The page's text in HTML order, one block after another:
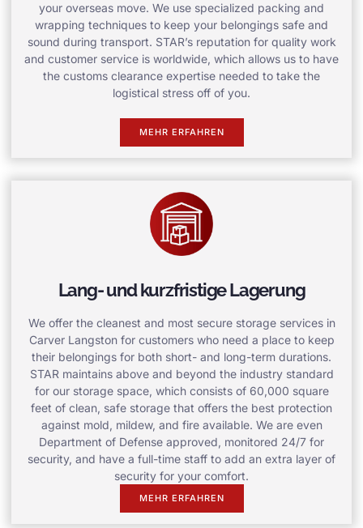
your overseas move. We use specialized packing and
wrapping techniques to keep your belongings safe and
sound during transport. STAR’s reputation for quality work
and customer service is worldwide, which allows us to have
the customs clearance expertise needed to take the
logistical stress off of you.
MEHR ERFAHREN
Lang- und kurzfristige Lagerung
We offer the cleanest and most secure storage services in
Carver Langston for customers who need a place to keep
their belongings for both short- and long-term durations.
STAR maintains above and beyond the industry standard
for our storage space, which consists of 60,000 square
feet of clean, safe storage that offers the best protection
against mold, mildew, and fire available. We are even
Department of Defense approved, monitored 24/7 for
security, and have a full-time staff to add an extra layer of
security for your comfort.
MEHR ERFAHREN